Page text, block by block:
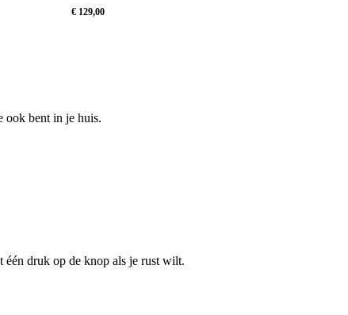
€129,00
ook bent in je huis.
één druk op de knop als je rust wilt.